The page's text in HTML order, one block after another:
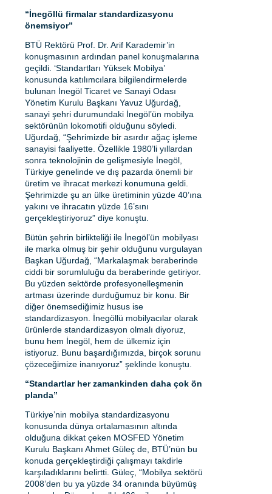
“İnegöllü firmalar standardizasyonu
önemsiyor”
BTÜ Rektörü Prof. Dr. Arif Karademir’in
konuşmasının ardından panel konuşmalarına
geçildi. ‘Standartları Yüksek Mobilya’
konusunda katılımcılara bilgilendirmelerde
bulunan İnegöl Ticaret ve Sanayi Odası
Yönetim Kurulu Başkanı Yavuz Uğurdağ,
sanayi şehri durumundaki İnegöl’ün mobilya
sektörünün lokomotifi olduğunu söyledi.
Uğurdağ, “Şehrimizde bir asırdır ağaç işleme
sanayisi faaliyette. Özellikle 1980’li yıllardan
sonra teknolojinin de gelişmesiyle İnegöl,
Türkiye genelinde ve dış pazarda önemli bir
üretim ve ihracat merkezi konumuna geldi.
Şehrimizde şu an ülke üretiminin yüzde 40’ına
yakını ve ihracatın yüzde 16’sını
gerçekleştiriyoruz” diye konuştu.
Bütün şehrin birlikteliği ile İnegöl’ün mobilyası
ile marka olmuş bir şehir olduğunu vurgulayan
Başkan Uğurdağ, “Markalaşmak beraberinde
ciddi bir sorumluluğu da beraberinde getiriyor.
Bu yüzden sektörde profesyonelleşmenin
artması üzerinde durduğumuz bir konu. Bir
diğer önemsediğimiz husus ise
standardizasyon. İnegöllü mobilyacılar olarak
ürünlerde standardizasyon olmalı diyoruz,
bunu hem İnegöl, hem de ülkemiz için
istiyoruz. Bunu başardığımızda, birçok sorunu
çözeceğimize inanıyoruz” şeklinde konuştu.
“Standartlar her zamankinden daha çok ön
planda”
Türkiye’nin mobilya standardizasyonu
konusunda dünya ortalamasının altında
olduğuna dikkat çeken MOSFED Yönetim
Kurulu Başkanı Ahmet Güleç de, BTÜ’nün bu
konuda gerçekleştirdiği çalışmayı takdirle
karşıladıklarını belirtti. Güleç, “Mobilya sektörü
2008’den bu ya yüzde 34 oranında büyümüş